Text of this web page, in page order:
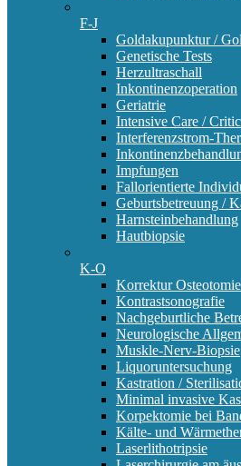
F-J
Goldakupunktur /
Genetische Tests
Herzultraschall
Inkontinenzoperation
Geriatrie
Intensive Care /
Interferenzstrom-
Impfungen
Fallorientierte
Geburtsbetreuung /
Harnsteinbehandlung
Hautbiopsie
K-O
Korrektur Osteotomie
Kontrastsonografie
Nachgeburtliche
Neurologische
Muskle-Nerv-Biopsie
Liquoruntersuchung
Kastration /
Minimal invasive
Korpektomie bei
Kälte- und
Laserlithotripsie